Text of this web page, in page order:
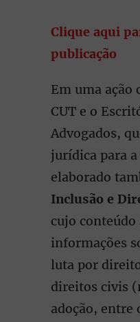
Clique aqui
publicação
Em uma ação
CUT e o
Advogados,
jurídica para
elaborado
Inclusão e
cujo conteúdo
informações
luta por
direitos civis
adoção, entre